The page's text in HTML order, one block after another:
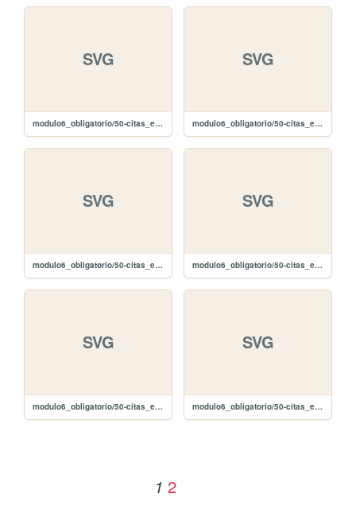
SVG
modulo6_obligatorio/50-citas_editar/images/edit-white.svg
SVG
modulo6_obligatorio/50-citas_editar/images/edit-black.svg
SVG
modulo6_obligatorio/50-citas_editar/images/delete-white.svg
SVG
modulo6_obligatorio/50-citas_editar/images/delete-black.svg
SVG
modulo6_obligatorio/50-citas_editar/images/carat-u-white.svg
SVG
modulo6_obligatorio/50-citas_editar/images/carat-u-black.svg
1 2